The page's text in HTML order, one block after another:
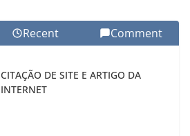
Recent Comment
CITAÇÃO DE SITE E ARTIGO DA
INTERNET